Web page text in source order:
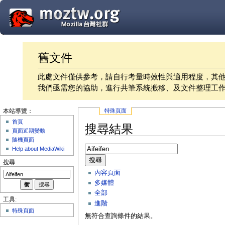
舊文件
此處文件僅供參考，請自行考量時效性與適用程度，其
我們亟需您的協助，進行共筆系統搬移、及文件整理工
特殊頁面
搜尋結果
搜尋
內容頁面
多媒體
全部
進階
無符合查詢條件的結果。
本站導覽：
首頁
頁面近期變動
隨機頁面
Help about MediaWiki
搜尋
工具:
特殊頁面